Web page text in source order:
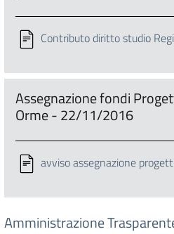
Contributo diritto studio
Assegnazione fondi
Orme - 22/11/2016
avviso assegnazione
Amministrazione